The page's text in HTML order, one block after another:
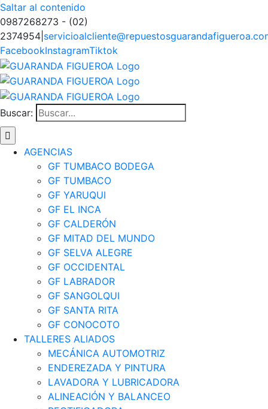
Saltar al contenido
0987268273 - (02)
2374954
FacebookInstagramTiktok
Buscar:
AGENCIAS
GF TUMBACO BODEGA
GF TUMBACO
GF YARUQUI
GF EL INCA
GF CALDERÓN
GF MITAD DEL MUNDO
GF SELVA ALEGRE
GF OCCIDENTAL
GF LABRADOR
GF SANGOLQUI
GF SANTA RITA
GF CONOCOTO
TALLERES ALIADOS
MECÁNICA AUTOMOTRIZ
ENDEREZADA Y PINTURA
LAVADORA Y LUBRICADORA
ALINEACIÓN Y BALANCEO